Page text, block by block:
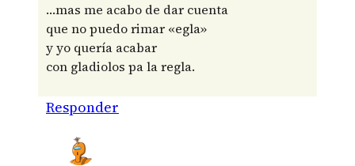
…mas me acabo de dar cuenta
que no puedo rimar «egla»
y yo quería acabar
con gladiolos pa la regla.
Responder